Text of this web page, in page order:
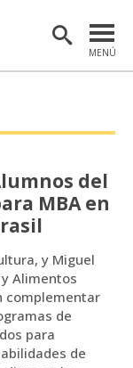
MENÚ
del
MBA en
y Miguel
Alimentos
complementar
de
para
de